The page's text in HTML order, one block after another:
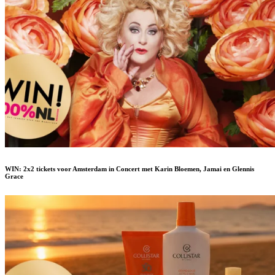
WIN: 2x2 tickets voor Amsterdam in Concert met Karin Bloemen, Jamai en Glennis
Grace